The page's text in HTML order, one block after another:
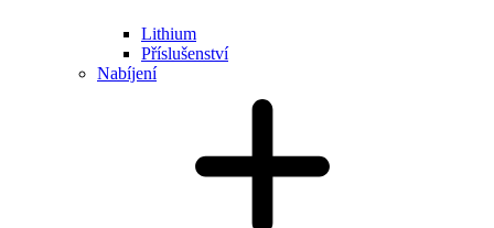
Lithium
Příslušenství
Nabíjení